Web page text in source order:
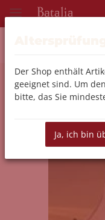
Zurück zur Liste
Der Shop enthält
geeignet sind. Um
bitte, das Sie
Ja, ich bin